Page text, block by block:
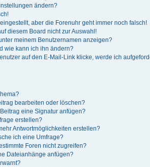
ändern?
aber die Forenuhr geht immer noch falsch!
diesem Board nicht zur Auswahl!
meinem Benutzernamen anzeigen?
wie kann ich ihn ändern?
auf den E-Mail-Link klicke, werde ich
bearbeiten oder löschen?
eine Signatur anfügen?
erstellen?
Antwortmöglichkeiten erstellen?
ich eine Umfrage?
Foren nicht zugreifen?
Dateianhänge anfügen?